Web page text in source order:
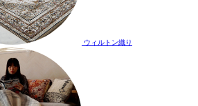
ウィルトン織り